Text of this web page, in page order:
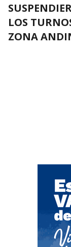
LOS
ZONA